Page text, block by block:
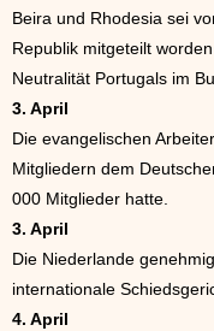
Beira und Rhodesia sei
Republik mitgeteilt
Neutralität Portugals im
3. April
Die evangelischen
Mitgliedern dem
000 Mitglieder hatte.
3. April
Die Niederlande
internationale
4. April